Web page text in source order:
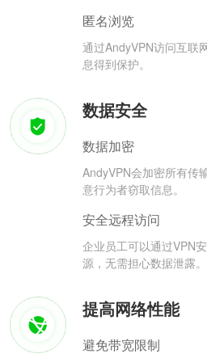
匿名浏览
通过AndyVPN访问互联
息得到保护。
数据安全
数据加密
AndyVPN会加密所有传
意行为者窃取信息。
安全远程访问
企业员工可以通过VPN
源，无需担心数据泄露。
提高网络性能
避免带宽限制